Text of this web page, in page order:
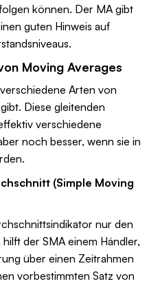
können. Der MA gibt
guten Hinweis auf
Moving Averages
Arten von
Diese gleitenden
verschiedene
noch besser, wenn sie in
(Simple Moving
nur den
der SMA einem Händler,
über einen Zeitrahmen
vorbestimmten Satz von